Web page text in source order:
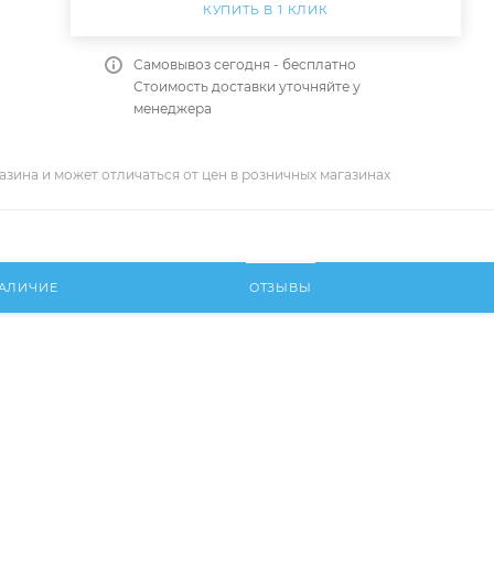
КУПИТЬ В 1 КЛИК
Самовывоз сегодня - бесплатно
Стоимость доставки уточняйте у
менеджера
и может отличаться от цен в розничных магазинах
ОТЗЫВЫ